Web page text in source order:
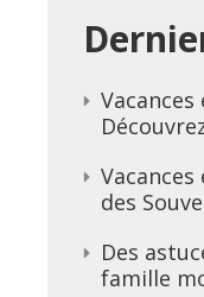
des
Des
famille